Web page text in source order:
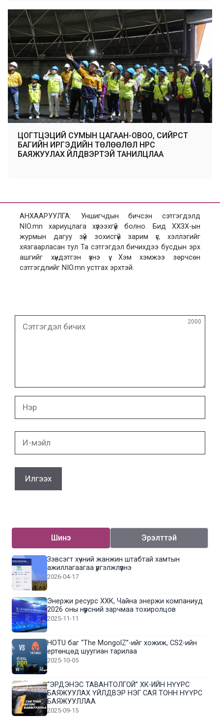
ЦОГТЦЭЦИЙ СУМЫН ЦАГААН-ОВОО, СИЙРСТ
БАГИЙН ИРГЭДИЙН ТӨЛӨӨЛӨЛ НҮҮРС
БАЯЖУУЛАХ ҮЙЛДВЭРТЭЙ ТАНИЛЦЛАА
АНХААРУУЛГА: Уншигчдын бичсэн сэтгэгдэлд
NIO.mn хариуцлага хүлээхгүй болно. Бид ХХЗХ-ын
журмын дагуу зүй зохисгүй зарим үг, хэллэгийг
хязгаарласан тул Та сэтгэгдэл бичихдээ бусдын эрх
ашгийг хүндэтгэн үзнэ үү. Хэм хэмжээ зөрчсөн
сэтгэгдлийг NIO.mn устгах эрхтэй.
бичих
2000
Шинэ Эрэлттэй
Зэвсэгт хүчний жанжин штабтай хамтын
ажиллагаагаа үргэлжлүүлнэ
2026-04-17
Энержи ресурс ХХК, Чайна энержи компаниуд
2026 оны нүүрсний зарчмаа тохиролцов
2025-11-11
HOTU баг “The MongolZ”-ийг хожиж, CS2-ийн
ертөнцөд шуугиан тарилаа
2025-10-05
“ЭРДЭНЭС ТАВАНТОЛГОЙ” ХК-ИЙН НҮҮРС
БАЯЖУУЛАХ ҮЙЛДВЭР НЭГ САЯ ТОНН НҮҮРС
БАЯЖУУЛЛАА
2025-09-15